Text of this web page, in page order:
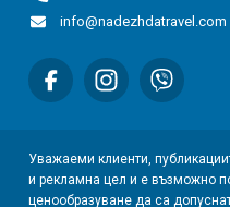
info@nadezhdatravel.com
Уважаеми клиенти,
и рекламна цел и е възможно
ценообразуване да са